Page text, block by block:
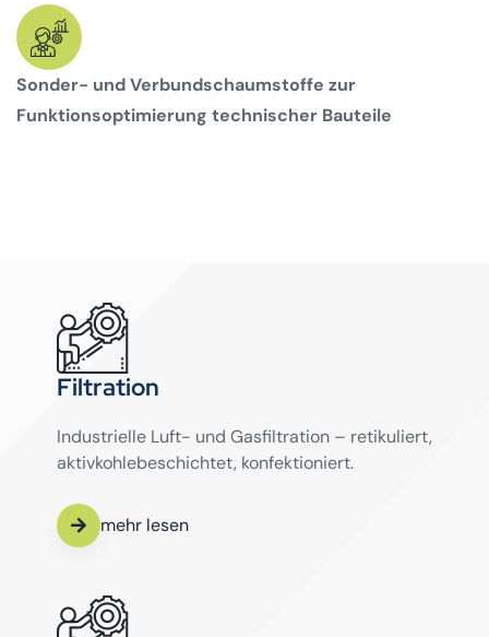
Sonder- und Verbundschaumstoffe zur
Funktionsoptimierung technischer Bauteile
Filtration
Industrielle Luft- und Gasfiltration – retikuliert,
aktivkohlebeschichtet, konfektioniert.
mehr lesen